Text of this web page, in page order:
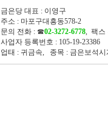
금은당 대표 : 이영구
주소 : 마포구대흥동578-2
문의 전화 : ☎02-3272-6778, 팩스
사업자 등록번호 : 105-19-23386
업태 : 귀금속, 종목 : 금은보석시